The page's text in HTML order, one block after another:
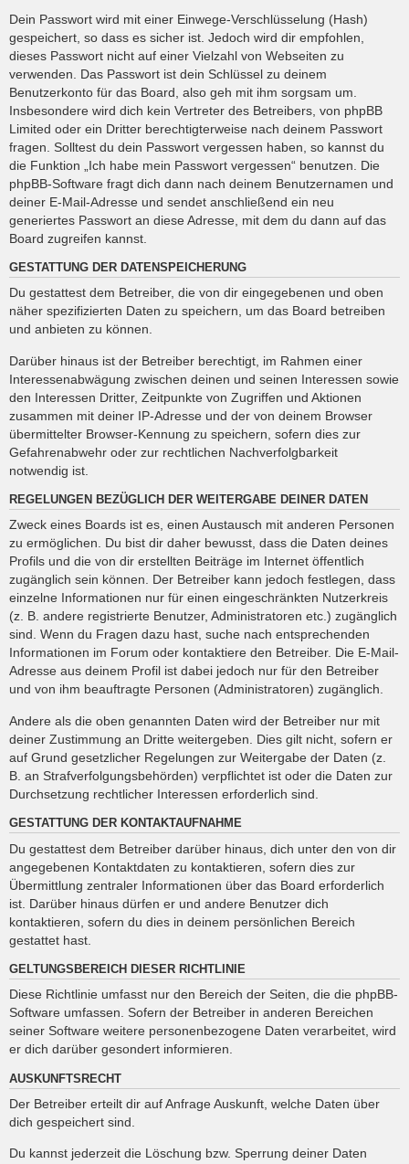
Dein Passwort wird mit einer Einwege-Verschlüsselung (Hash)
gespeichert, so dass es sicher ist. Jedoch wird dir empfohlen,
dieses Passwort nicht auf einer Vielzahl von Webseiten zu
verwenden. Das Passwort ist dein Schlüssel zu deinem
Benutzerkonto für das Board, also geh mit ihm sorgsam um.
Insbesondere wird dich kein Vertreter des Betreibers, von phpBB
Limited oder ein Dritter berechtigterweise nach deinem Passwort
fragen. Solltest du dein Passwort vergessen haben, so kannst du
die Funktion „Ich habe mein Passwort vergessen“ benutzen. Die
phpBB-Software fragt dich dann nach deinem Benutzernamen und
deiner E-Mail-Adresse und sendet anschließend ein neu
generiertes Passwort an diese Adresse, mit dem du dann auf das
Board zugreifen kannst.
GESTATTUNG DER DATENSPEICHERUNG
Du gestattest dem Betreiber, die von dir eingegebenen und oben
näher spezifizierten Daten zu speichern, um das Board betreiben
und anbieten zu können.
Darüber hinaus ist der Betreiber berechtigt, im Rahmen einer
Interessenabwägung zwischen deinen und seinen Interessen sowie
den Interessen Dritter, Zeitpunkte von Zugriffen und Aktionen
zusammen mit deiner IP-Adresse und der von deinem Browser
übermittelter Browser-Kennung zu speichern, sofern dies zur
Gefahrenabwehr oder zur rechtlichen Nachverfolgbarkeit
notwendig ist.
REGELUNGEN BEZÜGLICH DER WEITERGABE DEINER DATEN
Zweck eines Boards ist es, einen Austausch mit anderen Personen
zu ermöglichen. Du bist dir daher bewusst, dass die Daten deines
Profils und die von dir erstellten Beiträge im Internet öffentlich
zugänglich sein können. Der Betreiber kann jedoch festlegen, dass
einzelne Informationen nur für einen eingeschränkten Nutzerkreis
(z. B. andere registrierte Benutzer, Administratoren etc.) zugänglich
sind. Wenn du Fragen dazu hast, suche nach entsprechenden
Informationen im Forum oder kontaktiere den Betreiber. Die E-Mail-
Adresse aus deinem Profil ist dabei jedoch nur für den Betreiber
und von ihm beauftragte Personen (Administratoren) zugänglich.
Andere als die oben genannten Daten wird der Betreiber nur mit
deiner Zustimmung an Dritte weitergeben. Dies gilt nicht, sofern er
auf Grund gesetzlicher Regelungen zur Weitergabe der Daten (z.
B. an Strafverfolgungsbehörden) verpflichtet ist oder die Daten zur
Durchsetzung rechtlicher Interessen erforderlich sind.
GESTATTUNG DER KONTAKTAUFNAHME
Du gestattest dem Betreiber darüber hinaus, dich unter den von dir
angegebenen Kontaktdaten zu kontaktieren, sofern dies zur
Übermittlung zentraler Informationen über das Board erforderlich
ist. Darüber hinaus dürfen er und andere Benutzer dich
kontaktieren, sofern du dies in deinem persönlichen Bereich
gestattet hast.
GELTUNGSBEREICH DIESER RICHTLINIE
Diese Richtlinie umfasst nur den Bereich der Seiten, die die phpBB-
Software umfassen. Sofern der Betreiber in anderen Bereichen
seiner Software weitere personenbezogene Daten verarbeitet, wird
er dich darüber gesondert informieren.
AUSKUNFTSRECHT
Der Betreiber erteilt dir auf Anfrage Auskunft, welche Daten über
dich gespeichert sind.
Du kannst jederzeit die Löschung bzw. Sperrung deiner Daten